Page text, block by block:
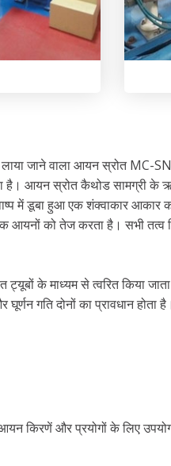
जाने वाला आयन स्रोत MC-
है। आयन स्रोत कैथोड सामग्री
में डूबा हुआ एक शंक्वाकार
आयनों को तेज करता है। सभी
के माध्यम से त्वरित किया
गति दोनों का प्रावधान
किरणें और प्रयोगों के लिए